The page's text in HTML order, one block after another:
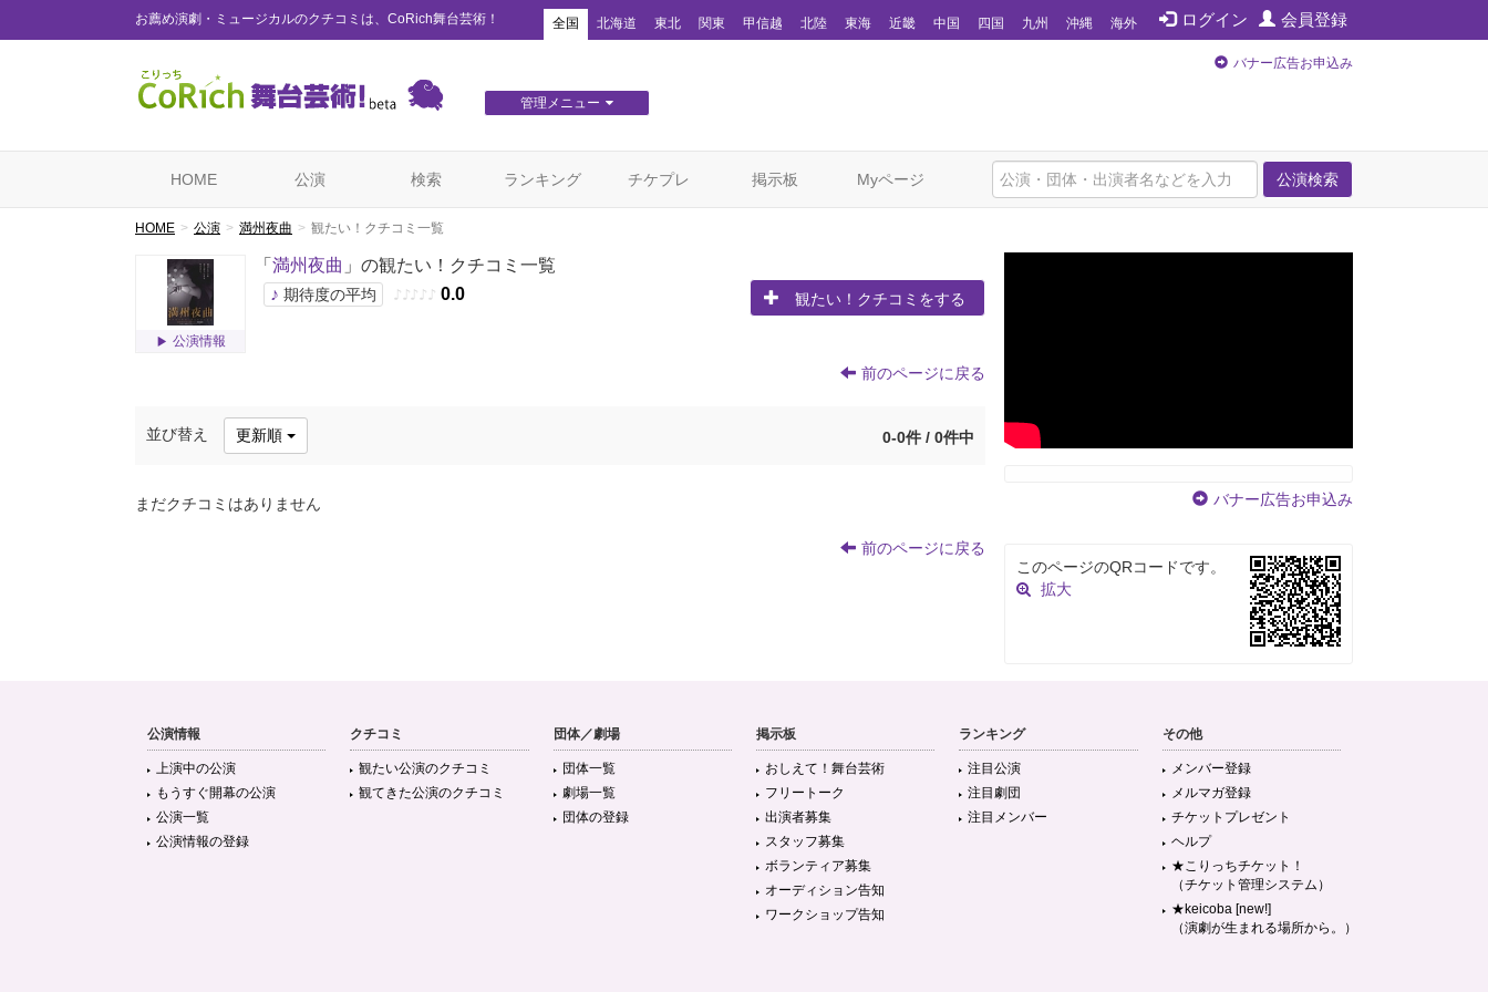
お薦め演劇・ミュージカルのクチコミは、CoRich舞台芸術！ ログイン 会員登録
全国 北海道 東北 関東 甲信越 北陸 東海 近畿 中国 四国 九州 沖縄 海外
管理メニュー
バナー広告お申込み
公演検索
HOME 公演 検索 ランキング チケプレ 掲示板 Myページ
HOME 公演 満州夜曲 観たい！クチコミ一覧
公演情報
「 満州夜曲 」の観たい！クチコミ一覧
♪ 期待度の平均 ♪ ♪ ♪ ♪ ♪ 0.0 観たい！クチコミをする
前のページに戻る
並び替え 更新順 0-0件 / 0件中
まだクチコミはありません
前のページに戻る
バナー広告お申込み
このページのQRコードです。
拡大
公演情報
上演中の公演
もうすぐ開幕の公演
公演一覧
公演情報の登録
クチコミ
観たい公演のクチコミ
観てきた公演のクチコミ
団体／劇場
団体一覧
劇場一覧
団体の登録
掲示板
おしえて！舞台芸術
フリートーク
出演者募集
スタッフ募集
ボランティア募集
オーディション告知
ワークショップ告知
ランキング
注目公演
注目劇団
注目メンバー
その他
メンバー登録
メルマガ登録
チケットプレゼント
ヘルプ
★こりっちチケット！
（チケット管理システム）
★keicoba [new!]
（演劇が生まれる場所から。）